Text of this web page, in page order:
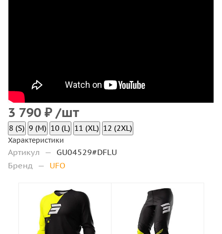
3 790 ₽ /шт
8 (S) 9 (M) 10 (L) 11 (XL) 12 (2XL)
Характеристики
Артикул — GU04529#DFLU
Бренд
— UFO